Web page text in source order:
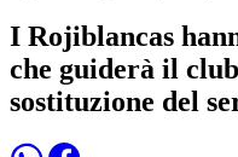
I Rojiblancas
che guiderà il
sostituzione del